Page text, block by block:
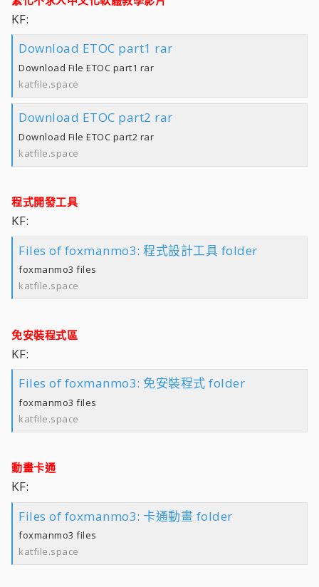
KF:
Download ETOC part1 rar
Download File ETOC part1 rar
katfile.space
Download ETOC part2 rar
Download File ETOC part2 rar
katfile.space
程式開發工具
KF:
Files of foxmanmo3: 程式設計工具 folder
foxmanmo3 files
katfile.space
免安裝程式區
KF:
Files of foxmanmo3: 免安裝程式 folder
foxmanmo3 files
katfile.space
動畫卡通
KF:
Files of foxmanmo3: 卡通動畫 folder
foxmanmo3 files
katfile.space